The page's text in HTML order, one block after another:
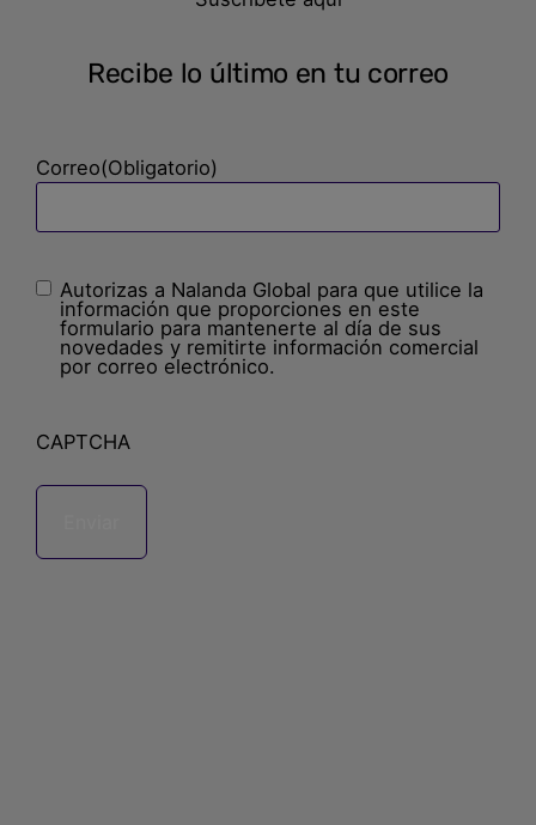
Recibe lo último en tu correo
Correo(Obligatorio)
Sin
nombre(Obligatorio)
Autorizas a Nalanda Global para que utilice la
información que proporciones en este
formulario para mantenerte al día de sus
novedades y remitirte información comercial
por correo electrónico.
CAPTCHA